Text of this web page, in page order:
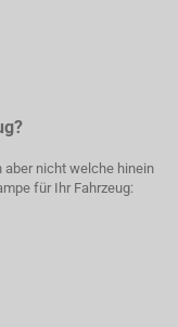
aber nicht welche hinein
für Ihr Fahrzeug: